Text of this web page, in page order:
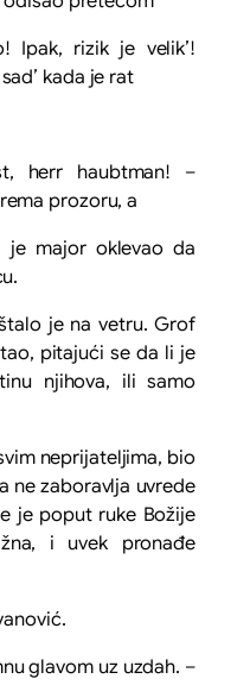
Ipak, rizik je velik’!
kada je rat
herr haubtman! –
prozoru, a
je major oklevao da
je na vetru. Grof
pitajući se da li je
njihova, ili samo
neprijateljima, bio
ne zaboravlja uvrede
je poput ruke Božije
i uvek pronađe
glavom uz uzdah. –